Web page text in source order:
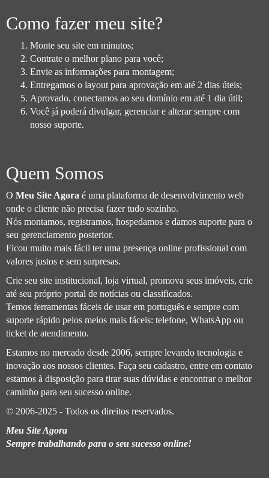
Como fazer meu site?
Monte seu site em minutos;
Contrate o melhor plano para você;
Envie as informações para montagem;
Entregamos o layout para aprovação em até 2 dias úteis;
Aprovado, conectamos ao seu domínio em até 1 dia útil;
Você já poderá divulgar, gerenciar e alterar sempre com
nosso suporte.
Quem Somos
O Meu Site Agora é uma plataforma de desenvolvimento web
onde o cliente não precisa fazer tudo sozinho.
Nós montamos, registramos, hospedamos e damos suporte para o
seu gerenciamento posterior.
Ficou muito mais fácil ter uma presença online profissional com
valores justos e sem surpresas.
Crie seu site institucional, loja virtual, promova seus imóveis, crie
até seu próprio portal de notícias ou classificados.
Temos ferramentas fáceis de usar em português e sempre com
suporte rápido pelos meios mais fáceis: telefone, WhatsApp ou
ticket de atendimento.
Estamos no mercado desde 2006, sempre levando tecnologia e
inovação aos nossos clientes. Faça seu cadastro, entre em contato
estamos à disposição para tirar suas dúvidas e encontrar o melhor
caminho para seu sucesso online.
© 2006-2025 - Todos os direitos reservados.
Meu Site Agora
Sempre trabalhando para o seu sucesso online!